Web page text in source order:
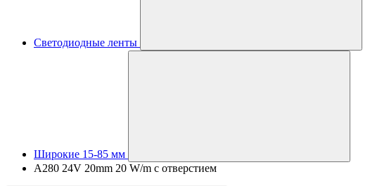
Светодиодные ленты
Широкие 15-85 мм
A280 24V 20mm 20 W/m с отверстием